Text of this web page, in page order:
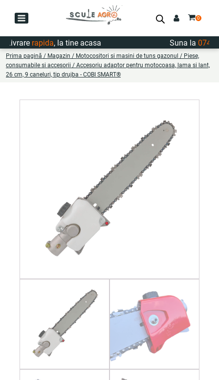
rapida, la tine acasa Suna la
Prima pagină / Magazin / Motocositori si masini de tuns gazonul / Piese,
consumabile si accesorii / Accesoriu adaptor pentru motocoasa, lama si lant,
26 cm, 9 caneluri, tip drujba - COBI SMART®